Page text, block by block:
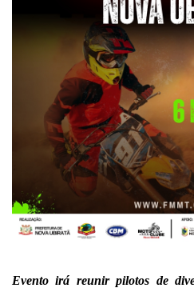
Evento irá reunir pilotos de